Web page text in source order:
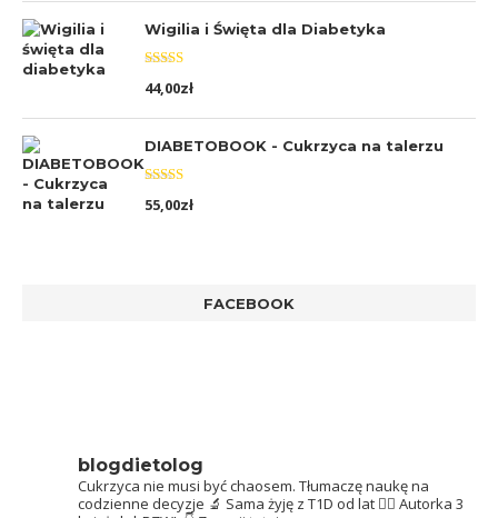
Wigilia i Święta dla Diabetyka
Oceniono
5.00na 5
44,00zł
DIABETOBOOK - Cukrzyca na talerzu
Oceniono
5.00na 5
55,00zł
FACEBOOK
blogdietolog
Cukrzyca nie musi być chaosem. Tłumaczę naukę na
codzienne decyzje 🔬 Sama żyję z T1D od lat 👩‍⚕️ Autorka 3